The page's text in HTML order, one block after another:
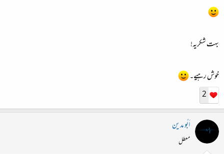
بہت شکریہ!
خوش رہیے۔
2
اَبُو مدین
معطل